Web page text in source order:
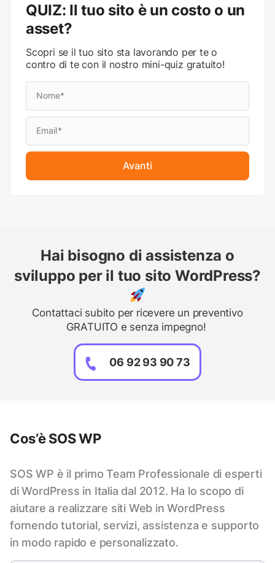
QUIZ: Il tuo sito è un costo o un
asset?
Scopri se il tuo sito sta lavorando per te o
contro di te con il nostro mini-quiz gratuito!
Avanti
Hai bisogno di assistenza o
sviluppo per il tuo sito WordPress?
Contattaci subito per ricevere un preventivo
GRATUITO e senza impegno!
06 92 93 90 73
Cos’è SOS WP
SOS WP è il primo Team Professionale di esperti
di WordPress in Italia dal 2012. Ha lo scopo di
aiutare a realizzare siti Web in WordPress
fornendo tutorial, servizi, assistenza e supporto
in modo rapido e personalizzato.